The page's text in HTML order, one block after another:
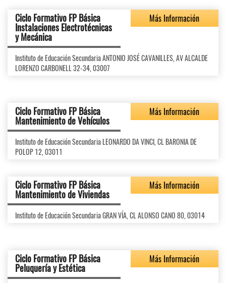
Ciclo Formativo FP Básica
Instalaciones Electrotécnicas
y Mecánica
Más Información
Instituto de Educación Secundaria ANTONIO JOSÉ CAVANILLES, AV ALCALDE
LORENZO CARBONELL 32-34, 03007
Ciclo Formativo FP Básica
Mantenimiento de Vehículos
Más Información
Instituto de Educación Secundaria LEONARDO DA VINCI, CL BARONIA DE
POLOP 12, 03011
Ciclo Formativo FP Básica
Mantenimiento de Viviendas
Más Información
Instituto de Educación Secundaria GRAN VÍA, CL ALONSO CANO 80, 03014
Ciclo Formativo FP Básica
Peluquería y Estética
Más Información